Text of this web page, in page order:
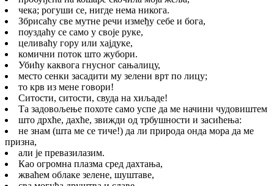
чека; рогуши се, нигде нема никога.
Збрисаћу све мутне речи између себе и бога,
поуздаћу се само у своје руке,
целиваћу гору или хајдуке,
комични поток што жубори.
Убићу каквога гнусног сањалицу,
место сенки засадити му зелени врт по лицу;
то крв из мене говори!
Ситости, ситости, свуда на хиљаде!
Та задовољење похоте само успе да ме начини чудовиштем
што дрхће, дахће, звижди од трбушности и засићења:
не знам (шта ме се тиче!) да ли природа онда мора да ме
призна,
али је превазилазим.
Као огромна плазма сред дахтања,
жваћем облаке зелене, шуштаве,